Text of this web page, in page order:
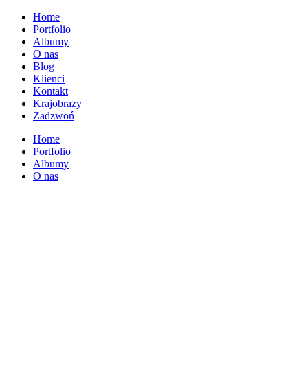
Home
Portfolio
Albumy
O nas
Blog
Klienci
Kontakt
Krajobrazy
Zadzwoń
Home
Portfolio
Albumy
O nas